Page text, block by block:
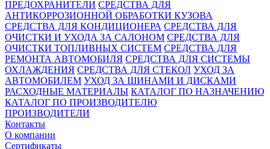
ПРЕДОХРАНИТЕЛИ СРЕДСТВА ДЛЯ
АНТИКОРРОЗИОННОЙ ОБРАБОТКИ КУЗОВА
СРЕДСТВА ДЛЯ КОНДИЦИОНЕРА СРЕДСТВА ДЛЯ
ОЧИСТКИ И УХОДА ЗА САЛОНОМ СРЕДСТВА ДЛЯ
ОЧИСТКИ ТОПЛИВНЫХ СИСТЕМ СРЕДСТВА ДЛЯ
РЕМОНТА АВТОМОБИЛЯ СРЕДСТВА ДЛЯ СИСТЕМЫ
ОХЛАЖДЕНИЯ СРЕДСТВА ДЛЯ СТЕКОЛ УХОД ЗА
АВТОМОБИЛЕМ УХОД ЗА ШИНАМИ И ДИСКАМИ
РАСХОДНЫЕ МАТЕРИАЛЫ КАТАЛОГ ПО НАЗНАЧЕНИЮ
КАТАЛОГ ПО ПРОИЗВОДИТЕЛЮ
ПРОИЗВОДИТЕЛИ
Контакты
О компании
Сертификаты